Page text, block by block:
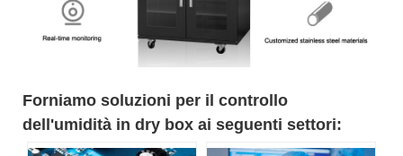
Forniamo soluzioni per il controllo
dell'umidità in dry box ai seguenti settori: